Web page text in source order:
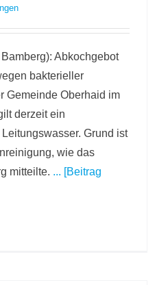
Abkochgebot
bakterieller
Gemeinde Oberhaid im
derzeit ein
Grund ist
wie das
mitteilte. ... [Beitrag